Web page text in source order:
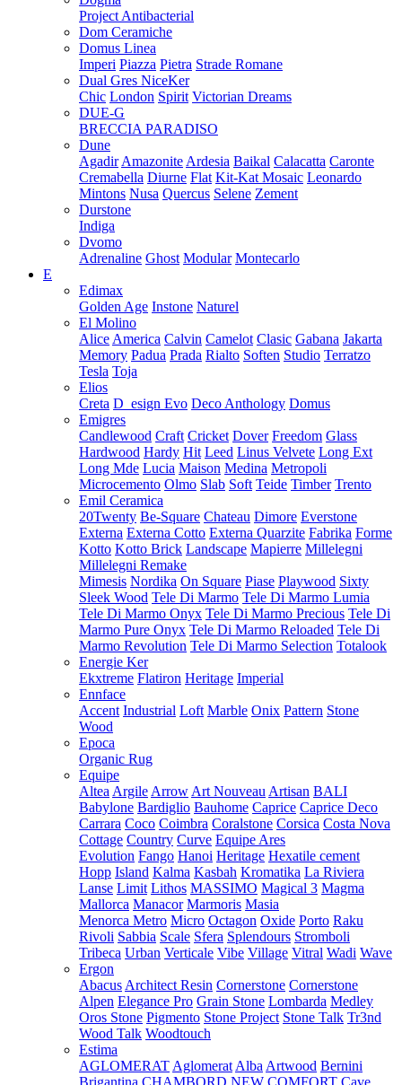
Project Antibacterial
Dom Ceramiche
Domus Linea
Imperi Piazza Pietra Strade Romane
Dual Gres NiceKer
Chic London Spirit Victorian Dreams
DUE-G
BRECCIA PARADISO
Dune
Agadir Amazonite Ardesia Baikal Calacatta Caronte
Cremabella Diurne Flat Kit-Kat Mosaic Leonardo
Mintons Nusa Quercus Selene Zement
Durstone
Indiga
Dvomo
Adrenaline Ghost Modular Montecarlo
E
Edimax
Golden Age Instone Naturel
El Molino
Alice America Calvin Camelot Clasic Gabana Jakarta
Memory Padua Prada Rialto Soften Studio Terratzo
Tesla Toja
Elios
Creta D_esign Evo Deco Anthology Domus
Emigres
Candlewood Craft Cricket Dover Freedom Glass
Hardwood Hardy Hit Leed Linus Velvete Long Ext
Long Mde Lucia Maison Medina Metropoli
Microcemento Olmo Slab Soft Teide Timber Trento
Emil Ceramica
20Twenty Be-Square Chateau Dimore Everstone
Externa Externa Cotto Externa Quarzite Fabrika Forme
Kotto Kotto Brick Landscape Mapierre Millelegni
Millelegni Remake
Mimesis Nordika On Square Piase Playwood Sixty
Sleek Wood Tele Di Marmo Tele Di Marmo Lumia
Tele Di Marmo Onyx Tele Di Marmo Precious Tele Di
Marmo Pure Onyx Tele Di Marmo Reloaded Tele Di
Marmo Revolution Tele Di Marmo Selection Totalook
Energie Ker
Ekxtreme Flatiron Heritage Imperial
Ennface
Accent Industrial Loft Marble Onix Pattern Stone
Wood
Epoca
Organic Rug
Equipe
Altea Argile Arrow Art Nouveau Artisan BALI
Babylone Bardiglio Bauhome Caprice Caprice Deco
Carrara Coco Coimbra Coralstone Corsica Costa Nova
Cottage Country Curve Equipe Ares
Evolution Fango Hanoi Heritage Hexatile cement
Hopp Island Kalma Kasbah Kromatika La Riviera
Lanse Limit Lithos MASSIMO Magical 3 Magma
Mallorca Manacor Marmoris Masia
Menorca Metro Micro Octagon Oxide Porto Raku
Rivoli Sabbia Scale Sfera Splendours Stromboli
Tribeca Urban Verticale Vibe Village Vitral Wadi Wave
Ergon
Abacus Architect Resin Cornerstone Cornerstone
Alpen Elegance Pro Grain Stone Lombarda Medley
Oros Stone Pigmento Stone Project Stone Talk Tr3nd
Wood Talk Woodtouch
Estima
AGLOMERAT Aglomerat Alba Artwood Bernini